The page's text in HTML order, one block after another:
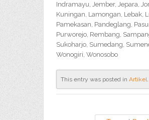
Indramayu, Jember, Jepara,
Kuningan, Lamongan, Lebak,
Pamekasan, Pandeglang,
Purworejo, Rembang,
Sukoharjo, Sumedang,
Wonogiri, Wonosobo
This entry was posted in Artikel.